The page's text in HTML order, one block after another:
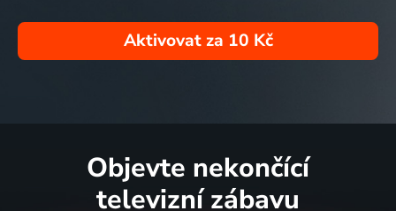
Aktivovat za 10 Kč
Objevte nekončící
televizní zábavu